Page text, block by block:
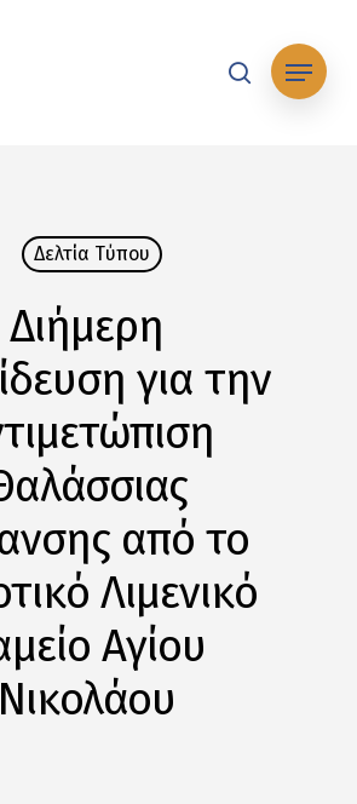
searchΜενού
Δελτία Tύπου
Διήμερη
για την
από το
Λιμενικό
Αγίου
Νικολάου